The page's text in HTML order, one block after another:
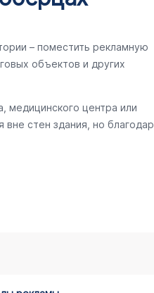
– поместить рекламную
объектов и других
медицинского центра или
стен здания, но